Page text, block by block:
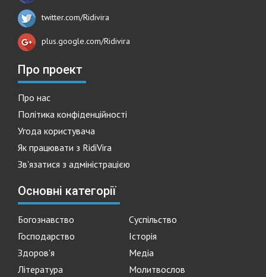
twitter.com/Ridivira
plus.google.com/Ridivira
Про проект
Про нас
Політика конфіденційності
Угода користувача
Як працювати з RidiVira
Зв'язатися з адміністрацією
Основні категорії
Богознавство
Суспільство
Господарство
Історія
Здоров'я
Медіа
Література
Молитвослов